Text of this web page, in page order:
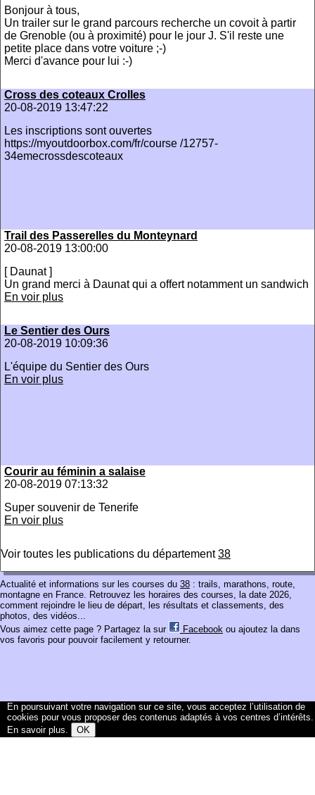
Bonjour à tous,
Un trailer sur le grand parcours recherche un covoit à partir
de Grenoble (ou à proximité) pour le jour J. S'il reste une
petite place dans votre voiture ;-)
Merci d'avance pour lui :-)
Cross des coteaux Crolles
20-08-2019 13:47:22
Les inscriptions sont ouvertes
https://myoutdoorbox.com/fr/course /12757-
34emecrossdescoteaux
Trail des Passerelles du Monteynard
20-08-2019 13:00:00
[ Daunat ]
Un grand merci à Daunat qui a offert notamment un sandwich
En voir plus
Le Sentier des Ours
20-08-2019 10:09:36
L'équipe du Sentier des Ours
En voir plus
Courir au féminin a salaise
20-08-2019 07:13:32
Super souvenir de Tenerife
En voir plus
Voir toutes les publications du département38
Actualité et informations sur les courses du 38 : trails, marathons, route,
montagne en France. Retrouvez les horaires des courses, la date 2026,
comment rejoindre le lieu de départ, les résultats et classements, des
photos, des vidéos...
Vous aimez cette page ? Partagez la sur
Facebook ou ajoutez la dans
vos favoris pour pouvoir facilement y retourner.
En poursuivant votre navigation sur ce site, vous acceptez l’utilisation de
cookies pour vous proposer des contenus adaptés à vos centres d’intérêts.
En savoir plus. OK